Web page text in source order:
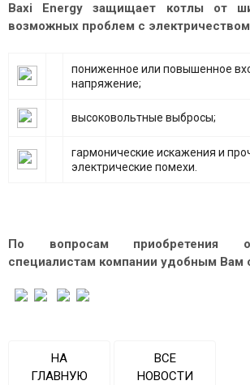
Baxi Energy защищает котлы от
возможных проблем с
пониженное или повышенное
напряжение;
высоковольтные выбросы;
гармонические искажения и
электрические помехи.
По вопросам приобретения
специалистам компании удобным Вам
НА
ГЛАВНУЮ
ВСЕ
НОВОСТИ